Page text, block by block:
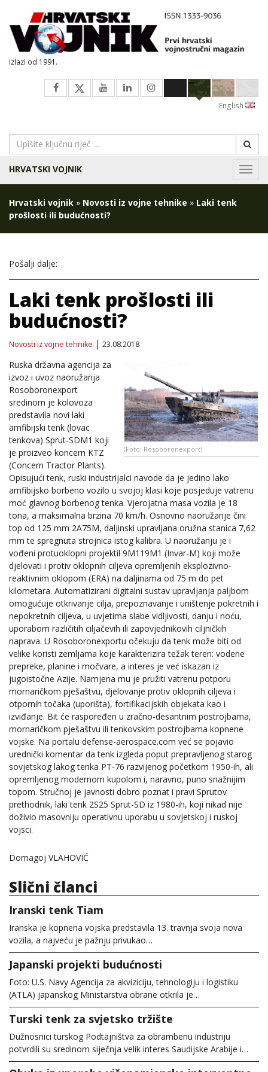
izlazi od 1991.
English
HRVATSKI VOJNIK
Hrvatski vojnik » Novosti iz vojne tehnike » Laki tenk
prošlosti ili budućnosti?
Pošalji dalje:
Laki tenk prošlosti ili
budućnosti?
Novosti iz vojne tehnike 23.08.2018
(Foto: Rosoboronexport)
Ruska državna agencija za
izvoz i uvoz naoružanja
Rosoboronexport
sredinom je kolovoza
predstavila novi laki
amfibijski tenk (lovac
tenkova) Sprut-SDM1 koji
je proizveo koncern KTZ
(Concern Tractor Plants).
Opisujući tenk, ruski industrijalci navode da je jedino lako
amfibijsko borbeno vozilo u svojoj klasi koje posjeduje vatrenu
moć glavnog borbenog tenka. Vjerojatna masa vozila je 18
tona, a maksimalna brzina 70 km/h. Osnovno naoružanje čini
top od 125 mm 2A75M, daljinski upravljana oružna stanica 7,62
mm te spregnuta strojnica istog kalibra. U naoružanju je i
vođeni protuoklopni projektil 9M119M1 (Invar-M) koji može
djelovati i protiv oklopnih ciljeva opremljenih eksplozivno-
reaktivnim oklopom (ERA) na daljinama od 75 m do pet
kilometara. Automatizirani digitalni sustav upravljanja paljbom
omogućuje otkrivanje cilja, prepoznavanje i uništenje pokretnih i
nepokretnih ciljeva, u uvjetima slabe vidljivosti, danju i noću,
uporabom različitih ciljačevih ili zapovjednikovih ciljničkih
naprava. U Rosoboronexportu očekuju da tenk može biti od
velike koristi zemljama koje karakterizira težak teren: vodene
prepreke, planine i močvare, a interes je već iskazan iz
jugoistočne Azije. Namjena mu je pružiti vatrenu potporu
mornaričkom pješaštvu, djelovanje protiv oklopnih ciljeva i
otpornih točaka (uporišta), fortifikacijskih objekata kao i
izviđanje. Bit će raspoređen u zračno-desantnim postrojbama,
mornaričkom pješaštvu ili tenkovskim postrojbama kopnene
vojske. Na portalu defense-aerospace.com već se pojavio
urednički komentar da tenk izgleda poput prepravljenog starog
sovjetskog lakog tenka PT-76 razvijenog početkom 1950-ih, ali
opremljenog modernom kupolom i, naravno, puno snažnijim
topom. Stručnoj je javnosti dobro poznat i pravi Sprutov
prethodnik, laki tenk 2S25 Sprut-SD iz 1980-ih, koji nikad nije
doživio masovniju operativnu uporabu u sovjetskoj i ruskoj
vojsci.
Domagoj VLAHOVIĆ
Slični članci
Iranski tenk Tiam
Iranska je kopnena vojska predstavila 13. travnja svoja nova
vozila, a najveću je pažnju privukao…
Japanski projekti budućnosti
Foto: U.S. Navy Agencija za akviziciju, tehnologiju i logistiku
(ATLA) japanskog Ministarstva obrane otkrila je…
Turski tenk za svjetsko tržište
Dužnosnici turskog Podtajništva za obrambenu industriju
potvrdili su sredinom siječnja velik interes Saudijske Arabije i…